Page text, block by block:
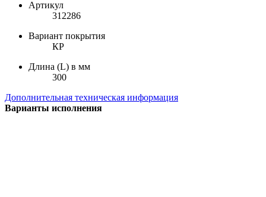
Артикул
312286
Вариант покрытия
КР
Длина (L) в мм
300
Дополнительная техническая информация
Варианты исполнения